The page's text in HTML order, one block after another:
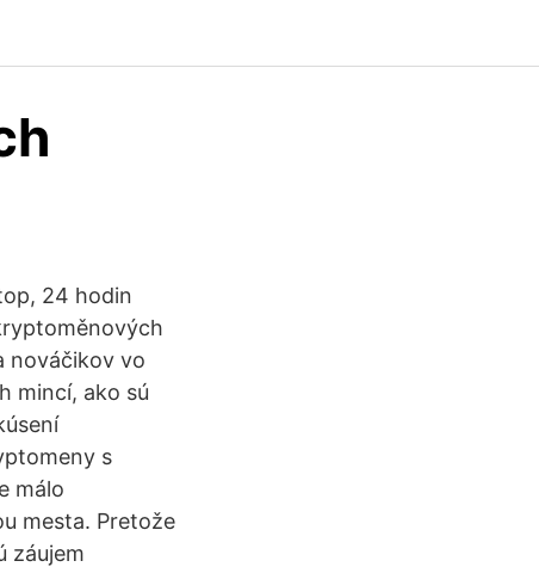
24 hodin
nováčikov vo
mincí, ako sú
s
málo
mesta. Pretože
záujem